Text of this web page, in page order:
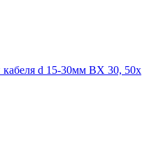
кабеля d 15-30мм ВХ 30, 50х